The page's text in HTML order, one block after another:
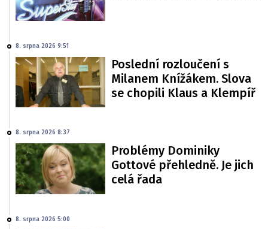
8. srpna 2026 9:51
Poslední rozloučení s
Milanem Knížákem. Slova
se chopili Klaus a Klempíř
8. srpna 2026 8:37
Problémy Dominiky
Gottové přehledně. Je jich
celá řada
8. srpna 2026 5:00